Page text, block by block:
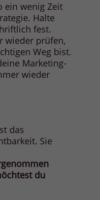
ein wenig Zeit
Halte
fest.
wieder prüfen,
Weg bist.
Marketing-
wieder
das
Sie
du